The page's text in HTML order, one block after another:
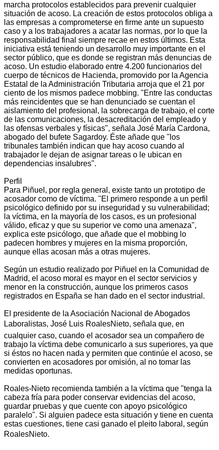
marcha protocolos establecidos para prevenir cualquier
situación de acoso. La creación de estos protocolos obliga a
las empresas a comprometerse en firme ante un supuesto
caso y a los trabajadores a acatar las normas, por lo que la
responsabilidad final siempre recae en estos últimos. Esta
iniciativa está teniendo un desarrollo muy importante en el
sector público, que es donde se registran más denuncias de
acoso. Un estudio elaborado entre 4.200 funcionarios del
cuerpo de técnicos de Hacienda, promovido por la Agencia
Estatal de la Administración Tributaria arroja que el 21 por
ciento de los mismos padece mobbing. "Entre las conductas
más reincidentes que se han denunciado se cuentan el
aislamiento del profesional, la sobrecarga de trabajo, el corte
de las comunicaciones, la desacreditación del empleado y
las ofensas verbales y físicas", señala José María Cardona,
abogado del bufete Sagardoy. Éste añade que "los
tribunales también indican que hay acoso cuando al
trabajador le dejan de asignar tareas o le ubican en
dependencias insalubres".
Perfil
Para Piñuel, por regla general, existe tanto un prototipo de
acosador como de víctima. "El primero responde a un perfil
psicológico definido por su inseguridad y su vulnerabilidad;
la víctima, en la mayoría de los casos, es un profesional
válido, eficaz y que su superior ve como una amenaza",
explica este psicólogo, que añade que el mobbing lo
padecen hombres y mujeres en la misma proporción,
aunque ellas acosan más a otras mujeres.
Según un estudio realizado por Piñuel en la Comunidad de
Madrid, el acoso moral es mayor en el sector servicios y
menor en la construcción, aunque los primeros casos
registrados en España se han dado en el sector industrial.
El presidente de la Asociación Nacional de Abogados
Laboralistas, José Luis RoalesNieto, señala que, en
cualquier caso, cuando el acosador sea un compañero de
trabajo la víctima debe comunicarlo a sus superiores, ya que
si éstos no hacen nada y permiten que continúe el acoso, se
convierten en acosadores por omisión, al no tomar las
medidas oportunas.
Roales-Nieto recomienda también a la víctima que "tenga la
cabeza fría para poder conservar evidencias del acoso,
guardar pruebas y que cuente con apoyo psicológico
paralelo". Si alguien padece esta situación y tiene en cuenta
estas cuestiones, tiene casi ganado el pleito laboral, según
RoalesNieto.